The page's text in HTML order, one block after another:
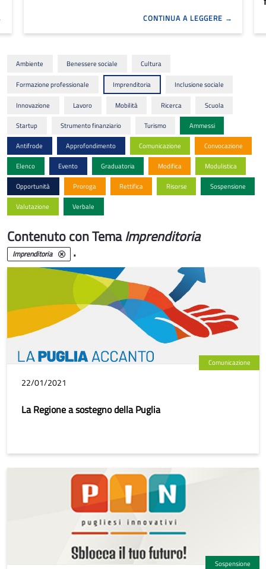
CONTINUA A LEGGERE
Contenuto con TemaImprenditoria
Imprenditoria .
Comunicazione
22/01/2021
La Regione a sostegno della Puglia
Sospensione
Ambiente Benessere sociale Cultura
Formazione professionale Imprenditoria Inclusione sociale
Innovazione Lavoro Mobilità Ricerca Scuola
Startup Strumento finanziario Turismo Ammessi
Antifrode Approfondimento Comunicazione Convocazione
Elenco Evento Graduatoria Modifica Modulistica
Opportunità Proroga Rettifica Risorse Sospensione
Valutazione Verbale